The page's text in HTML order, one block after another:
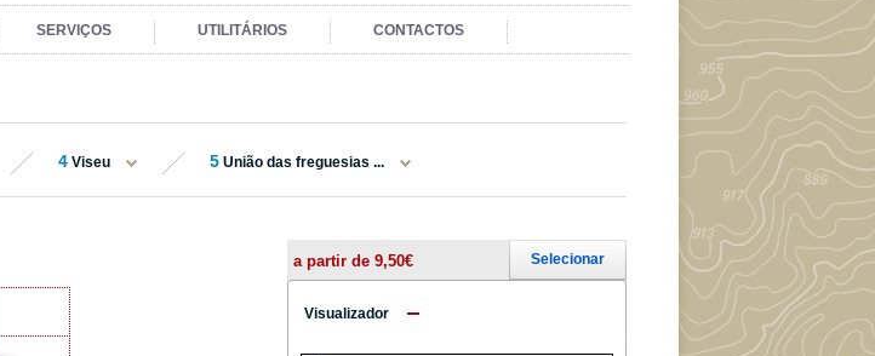
SERVIÇOS UTILITÁRIOS CONTACTOS
4 Viseu 5 União das freguesias ...
a partir de 9,50€ Selecionar
Visualizador